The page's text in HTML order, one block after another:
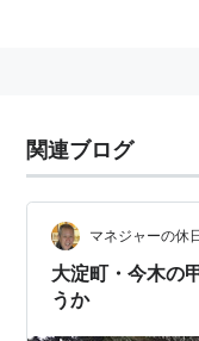
関連ブログ
マネジャーの休
大淀町・今木の
うか